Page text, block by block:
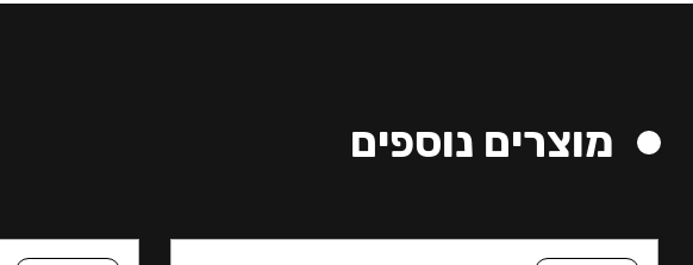
מוצרים נוספים